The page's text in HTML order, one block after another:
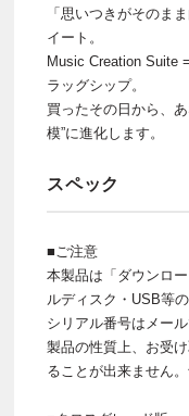
「思いつきがそのま
イート。
Music Creation Suite
ラッグシップ。
買ったその日から、
模”に進化します。
スペック
■ご注意
本製品は「ダウンロ
ルディスク・USB等
シリアル番号はメー
製品の性質上、お受
ることが出来ません